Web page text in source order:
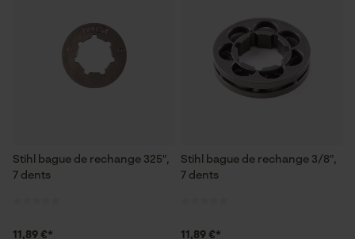
Stihl bague de rechange 325",
7 dents
11,89 €*
Stihl bague de rechange 3/8",
7 dents
11,89 €*